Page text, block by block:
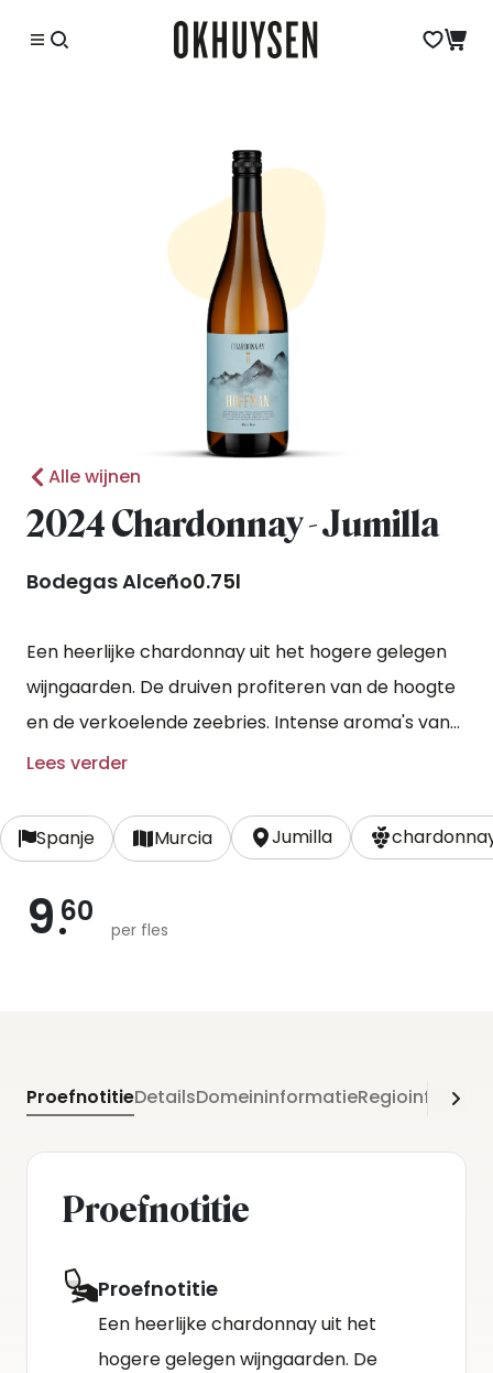
Alle wijnen
2024 Chardonnay - Jumilla
Bodegas Alceño0.75l
Een heerlijke chardonnay uit het hogere gelegen
wijngaarden. De druiven profiteren van de hoogte
en de verkoelende zeebries. Intense aroma's van
wit en geel fruit, citrus en karamel.
Lees verder
Spanje Murcia Jumilla
9 60
per fles
ProefnotitieDetailsDomeininformatie
Proefnotitie
Proefnotitie
Een heerlijke chardonnay uit het
hogere gelegen wijngaarden. De